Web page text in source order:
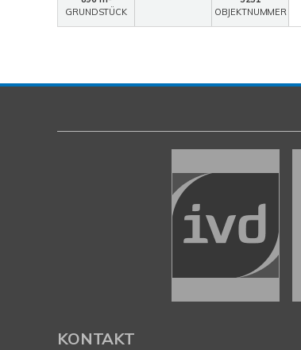
GRUNDSTÜCK
OBJEKTNUMMER
KONTAKT